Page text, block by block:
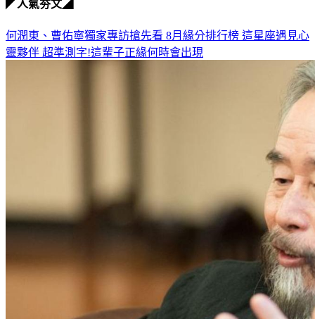
◤人氣夯文◢
何潤東、曹佑寧獨家專訪搶先看 8月緣分排行榜 這星座遇見心
靈夥伴 超準測字!這輩子正緣何時會出現